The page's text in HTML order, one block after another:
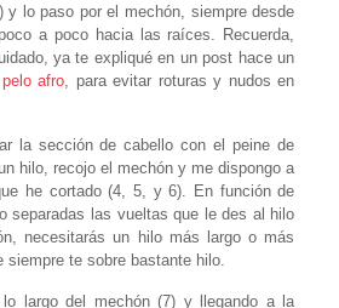
y lo paso por el mechón, siempre desde
a poco hacia las raíces. Recuerda,
ya te expliqué en un post hace un
afro , para evitar roturas y nudos en
la sección de cabello con el peine de
hilo, recojo el mechón y me dispongo a
he cortado (4, 5, y 6). En función de
separadas las vueltas que le des al hilo
necesitarás un hilo más largo o más
siempre te sobre bastante hilo.
largo del mechón (7) y llegando a la